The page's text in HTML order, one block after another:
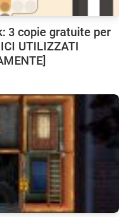
3 copie gratuite per
UTILIZZATI